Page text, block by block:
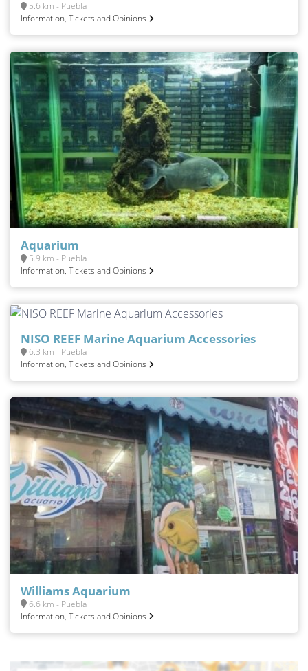
5.6 km - Puebla
Information, Tickets and Opinions
Aquarium
5.9 km - Puebla
Information, Tickets and Opinions
NISO REEF Marine Aquarium Accessories
6.3 km - Puebla
Information, Tickets and Opinions
Williams Aquarium
6.6 km - Puebla
Information, Tickets and Opinions